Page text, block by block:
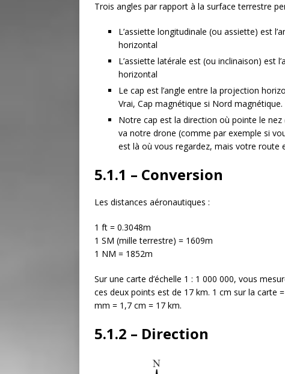
Trois angles par rapport à la surface terrestre
L’assiette longitudinale (ou assiette) est
horizontal
L’assiette latérale est (ou inclinaison) est
horizontal
Le cap est l’angle entre la projection
Vrai, Cap magnétique si Nord magnétique.
Notre cap est la direction où pointe le
va notre drone (comme par exemple si
est là où vous regardez, mais votre route
5.1.1 – Conversion
Les distances aéronautiques :
1 ft = 0.3048m
1 SM (mille terrestre) = 1609m
1 NM = 1852m
Sur une carte d’échelle 1 : 1 000 000, vous
ces deux points est de 17 km. 1 cm sur la carte
mm = 1,7 cm = 17 km.
5.1.2 – Direction